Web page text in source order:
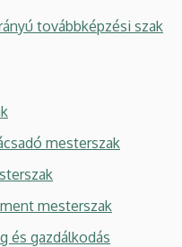
továbbképzési szak
mesterszak
mesterszak
és gazdálkodás